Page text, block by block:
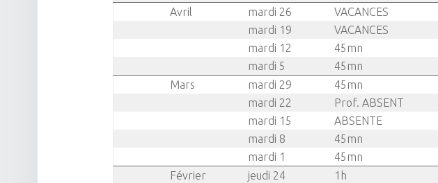
Avril
mardi 26 VACANCES
mardi 19
VACANCES
mardi 12
45mn
mardi 5
45mn
Mars
mardi 29 45mn
mardi 22
Prof. ABSENT
mardi 15
ABSENTE
mardi 8
45mn
mardi 1
45mn
Février
jeudi 24 1h